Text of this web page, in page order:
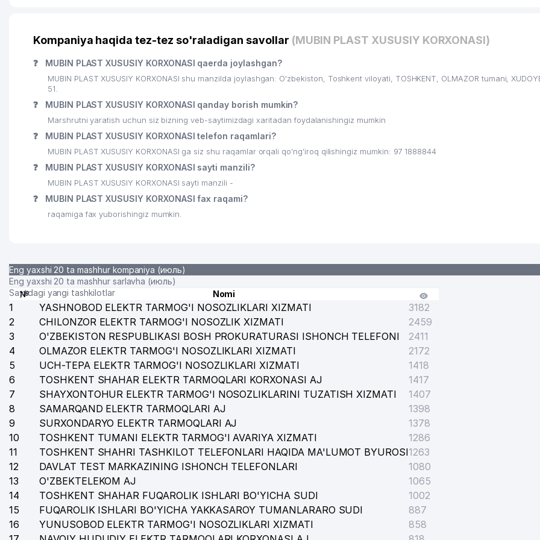
22 AVTOOLAM MChJ
23 ASIA ALLIANCE BANK ATB ALMAZAR FILIALI
RENNOVA MChJ
26 MIROLIS TRADING XUSUSIY KORXONASI
UMT-RADIO QK MChJ
32 ELITNAYA SANTEXNIKA MChJ
OOO EMAN
AERO TECHNIC SERVICE MChJ
AHMAD PLUS SODIQ XUSUSIY KORXONASI
BARAKA-YUTUQ MChJ
OIL INVEST GROUP MChJ
KEDR XUSUSIY KORXONASI
YUGOIL LUBRICANTS MChJ
SPEСIALIS INDUMENTUM MChJ
ALTAIR INDUSTRIAL GOODS MChJ
L MEGA TOOLS MChJ
Kompaniya haqida tez-tez so'raladigan savollar (MUBIN PLAST XUSUSIY KORXONASI)
❓ MUBIN PLAST XUSUSIY KORXONASI qaerda joylashgan?
MUBIN PLAST XUSUSIY KORXONASI shu manzilda joylashgan: O'zbekiston, Toshkent viloyati, TOSHKENT, OLMAZOR tumani,
51.
❓ MUBIN PLAST XUSUSIY KORXONASI qanday borish mumkin?
Marshrutni yaratish uchun siz bizning veb-saytimizdagi xaritadan foydalanishingiz mumkin
❓ MUBIN PLAST XUSUSIY KORXONASI telefon raqamlari?
MUBIN PLAST XUSUSIY KORXONASI ga siz shu raqamlar orqali qo’ng’iroq qilishingiz mumkin: 97 1888844
❓ MUBIN PLAST XUSUSIY KORXONASI sayti manzili?
MUBIN PLAST XUSUSIY KORXONASI sayti manzili -
❓ MUBIN PLAST XUSUSIY KORXONASI fax raqami?
raqamiga fax yuborishingiz mumkin.
Eng yaxshi 20 ta mashhur kompaniya (июль)
Eng yaxshi 20 ta mashhur sarlavha (июль)
Saytdagi yangi tashkilotlar
№ Nomi
1 YASHNOBOD ELEKTR TARMOG'I NOSOZLIKLARI XIZMATI
3182
2
CHILONZOR ELEKTR TARMOG'I NOSOZLIK XIZMATI
2459
3
O'ZBEKISTON RESPUBLIKASI BOSH PROKURATURASI ISHONCH TELEFONI
2411
4
OLMAZOR ELEKTR TARMOG'I NOSOZLIKLARI XIZMATI
2172
5
UCH-TEPA ELEKTR TARMOG'I NOSOZLIKLARI XIZMATI
1418
6
TOSHKENT SHAHAR ELEKTR TARMOQLARI KORXONASI AJ
1417
7
SHAYXONTOHUR ELEKTR TARMOG'I NOSOZLIKLARINI TUZATISH XIZMATI
1407
8
SAMARQAND ELEKTR TARMOQLARI AJ
1398
9
SURXONDARYO ELEKTR TARMOQLARI AJ
1378
10
TOSHKENT TUMANI ELEKTR TARMOG'I AVARIYA XIZMATI
1286
11
TOSHKENT SHAHRI TASHKILOT TELEFONLARI HAQIDA MA'LUMOT BYUROSI1263
12
DAVLAT TEST MARKAZINING ISHONCH TELEFONLARI
1080
13
O'ZBEKTELEKOM AJ
1065
14
TOSHKENT SHAHAR FUQAROLIK ISHLARI BO'YICHA SUDI
1002
15
FUQAROLIK ISHLARI BO'YICHA YAKKASAROY TUMANLARARO SUDI
887
16
YUNUSOBOD ELEKTR TARMOG'I NOSOZLIKLARI XIZMATI
858